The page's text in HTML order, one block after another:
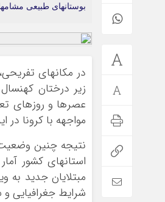
بوستانهای طبیعی
در مکانهای
زیر درختان
عصرها و روزهای
مواجهه با کرونا در
نتیجه چنین
استانهای کشور
شرایط جغرافیایی